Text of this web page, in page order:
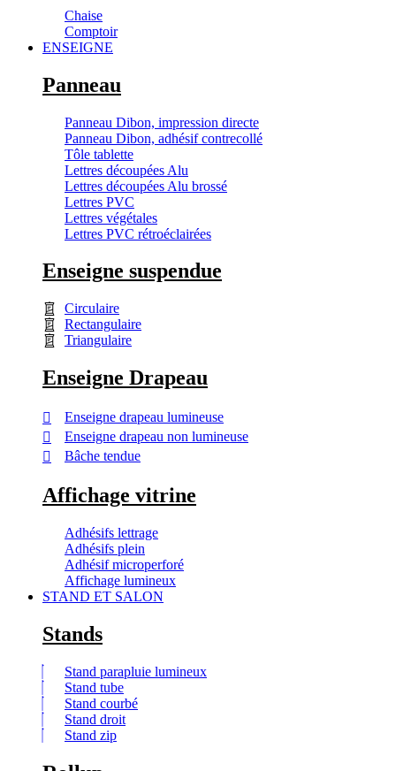
Chaise
Comptoir
ENSEIGNE
Panneau
Panneau Dibon, impression directe
Panneau Dibon, adhésif contrecollé
Tôle tablette
Lettres découpées Alu
Lettres découpées Alu brossé
Lettres PVC
Lettres végétales
Lettres PVC rétroéclairées
Enseigne suspendue
Circulaire
Rectangulaire
Triangulaire
Enseigne Drapeau
Enseigne drapeau lumineuse
Enseigne drapeau non lumineuse
Bâche tendue
Affichage vitrine
Adhésifs lettrage
Adhésifs plein
Adhésif microperforé
Affichage lumineux
STAND ET SALON
Stands
Stand parapluie lumineux
Stand tube
Stand courbé
Stand droit
Stand zip